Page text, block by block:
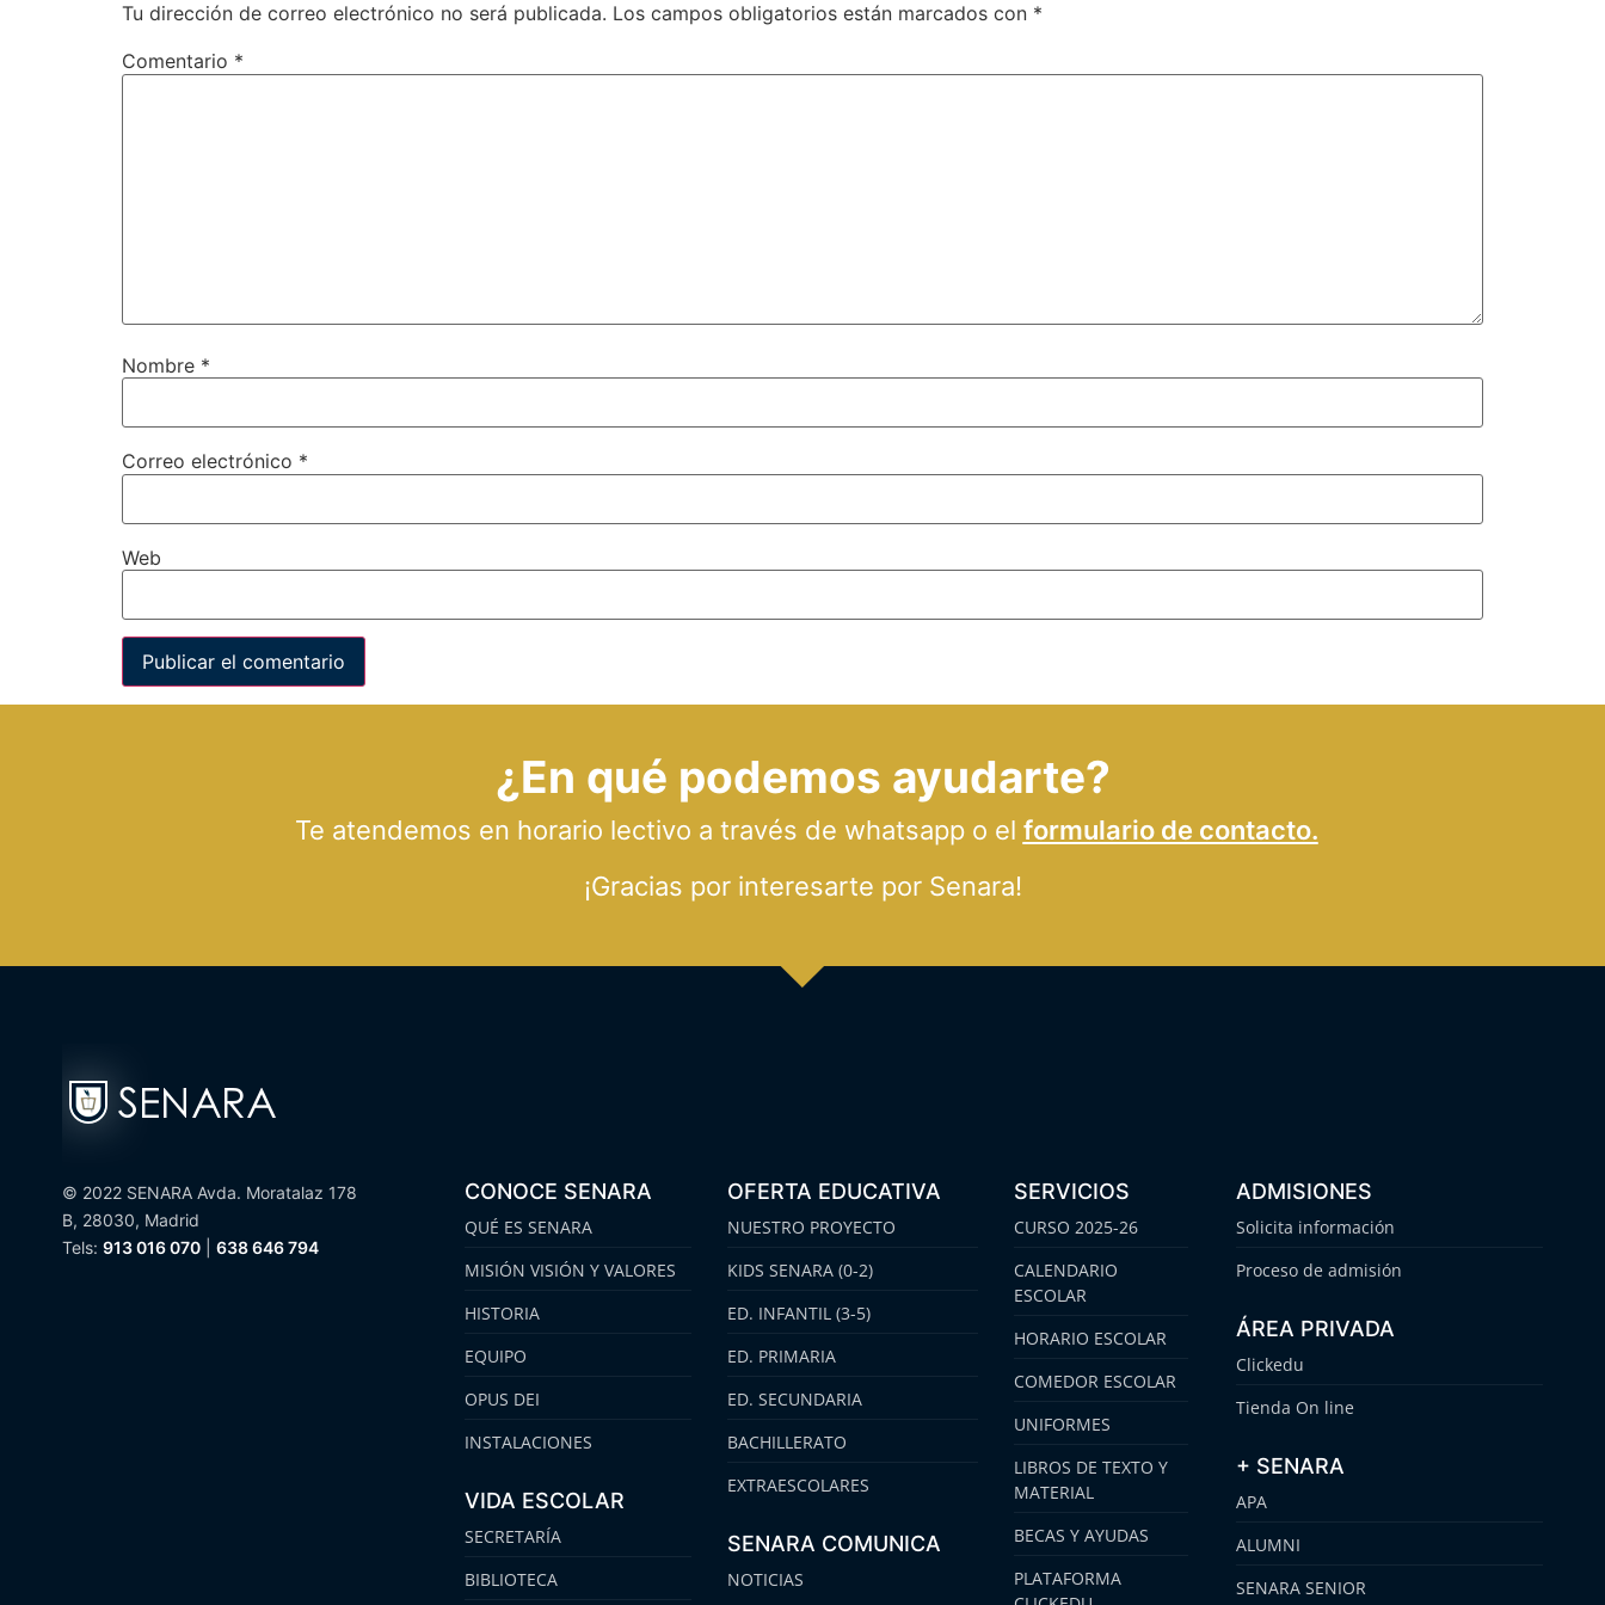
Tu dirección de correo electrónico no será publicada. Los campos obligatorios están marcados con *
Comentario *
Nombre *
Correo electrónico *
Web
¿En qué podemos ayudarte?
Te atendemos en horario lectivo a través de whatsapp o el formulario de contacto.
¡Gracias por interesarte por Senara!
© 2022 SENARA Avda. Moratalaz 178
B, 28030, Madrid
Tels: 913 016 070 638 646 794
CONOCE SENARA
QUÉ ES SENARA
MISIÓN VISIÓN Y VALORES
HISTORIA
EQUIPO
OPUS DEI
INSTALACIONES
VIDA ESCOLAR
SECRETARÍA
BIBLIOTECA
OFERTA EDUCATIVA
NUESTRO PROYECTO
KIDS SENARA (0-2)
ED. INFANTIL (3-5)
ED. PRIMARIA
ED. SECUNDARIA
BACHILLERATO
EXTRAESCOLARES
SENARA COMUNICA
NOTICIAS
SERVICIOS
CURSO 2025-26
CALENDARIO
ESCOLAR
HORARIO ESCOLAR
COMEDOR ESCOLAR
UNIFORMES
LIBROS DE TEXTO Y
MATERIAL
BECAS Y AYUDAS
PLATAFORMA
ADMISIONES
Solicita información
Proceso de admisión
ÁREA PRIVADA
Clickedu
Tienda On line
+ SENARA
APA
ALUMNI
SENARA SENIOR